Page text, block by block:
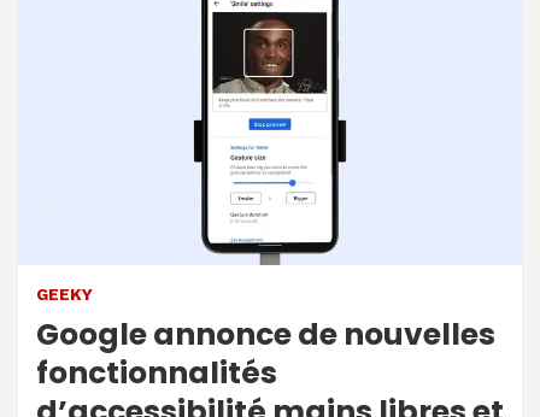
GEEKY
Google annonce de nouvelles
fonctionnalités